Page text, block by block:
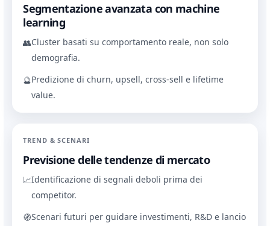
Segmentazione avanzata con machine
learning
👥Cluster basati su comportamento reale, non solo
demografia.
🔮Predizione di churn, upsell, cross-sell e lifetime
value.
TREND & SCENARI
Previsione delle tendenze di mercato
📈Identificazione di segnali deboli prima dei
competitor.
🧭Scenari futuri per guidare investimenti, R&D e lancio